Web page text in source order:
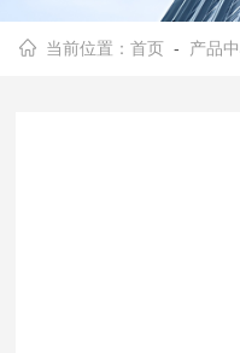
当前位置：首页 - 产品